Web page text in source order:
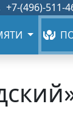
+7-(496)-511-